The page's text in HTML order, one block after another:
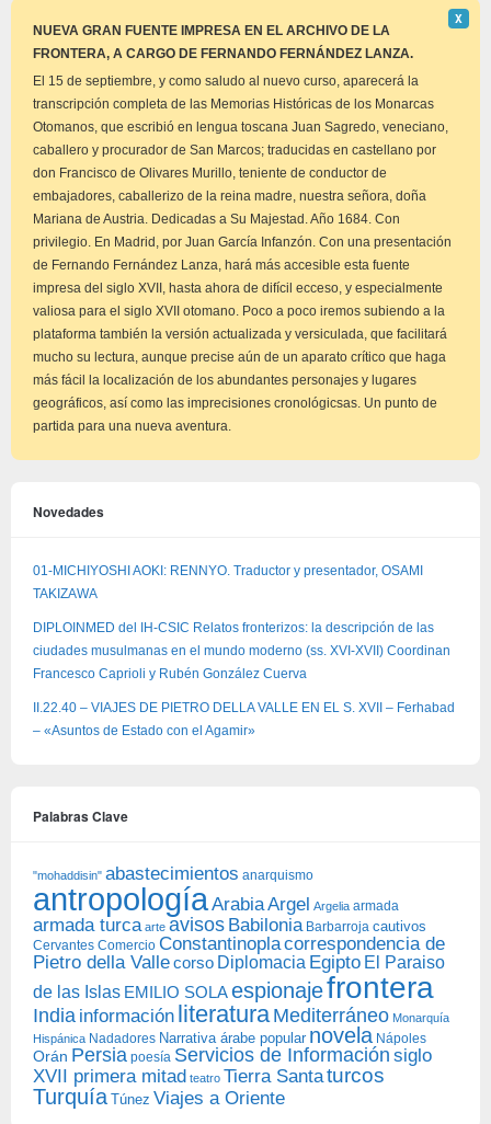
NUEVA GRAN FUENTE IMPRESA EN EL ARCHIVO DE LA
FRONTERA, A CARGO DE FERNANDO FERNÁNDEZ LANZA.
este
Χ
El 15 de septiembre, y como saludo al nuevo curso, aparecerá la
transcripción completa de las Memorias Históricas de los Monarcas
Otomanos, que escribió en lengua toscana Juan Sagredo, veneciano,
caballero y procurador de San Marcos; traducidas en castellano por
don Francisco de Olivares Murillo, teniente de conductor de
embajadores, caballerizo de la reina madre, nuestra señora, doña
Mariana de Austria. Dedicadas a Su Majestad. Año 1684. Con
privilegio. En Madrid, por Juan García Infanzón. Con una presentación
de Fernando Fernández Lanza, hará más accesible esta fuente
impresa del siglo XVII, hasta ahora de difícil ecceso, y especialmente
valiosa para el siglo XVII otomano. Poco a poco iremos subiendo a la
plataforma también la versión actualizada y versiculada, que facilitará
mucho su lectura, aunque precise aún de un aparato crítico que haga
más fácil la localización de los abundantes personajes y lugares
geográficos, así como las imprecisiones cronológicsas. Un punto de
partida para una nueva aventura.
Novedades
01-MICHIYOSHI AOKI: RENNYO. Traductor y presentador, OSAMI
TAKIZAWA
DIPLOINMED del IH-CSIC Relatos fronterizos: la descripción de las
ciudades musulmanas en el mundo moderno (ss. XVI-XVII) Coordinan
Francesco Caprioli y Rubén González Cuerva
II.22.40 – VIAJES DE PIETRO DELLA VALLE EN EL S. XVII – Ferhabad
– «Asuntos de Estado con el Agamir»
Palabras Clave
"mohaddisin" abastecimientos anarquismo
antropología ArabiaArgel Argelia armada
armada turca arte avisos Babilonia Barbarroja cautivos
Cervantes Comercio Constantinoplacorrespondencia de
Pietro della Vallecorso Diplomacia Egipto El Paraiso
de las Islas EMILIO SOLAespionajefrontera
India información literatura Mediterráneo Monarquía
Hispánica Nadadores Narrativa árabe popular novela Nápoles
Orán Persia poesía Servicios de Información siglo
XVII primera mitad teatro Tierra Santaturcos
Turquía Túnez Viajes a Oriente